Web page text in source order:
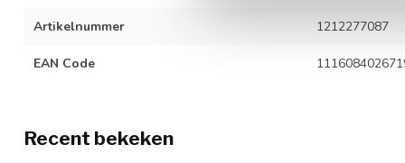
Artikelnummer 1212277087
EAN Code
Recent bekeken